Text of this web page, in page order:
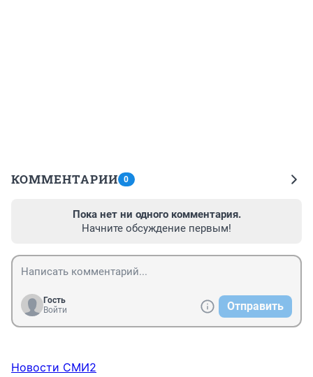
КОММЕНТАРИИ 0
Пока нет ни одного комментария.
Начните обсуждение первым!
Гость
Войти
Отправить
Новости СМИ2